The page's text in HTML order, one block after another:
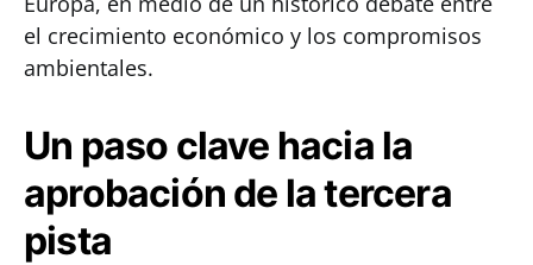
el crecimiento económico y los compromisos
ambientales.
Un paso clave hacia la
aprobación de la tercera
pista